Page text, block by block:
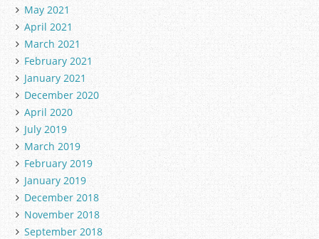
May 2021
April 2021
March 2021
February 2021
January 2021
December 2020
April 2020
July 2019
March 2019
February 2019
January 2019
December 2018
November 2018
September 2018